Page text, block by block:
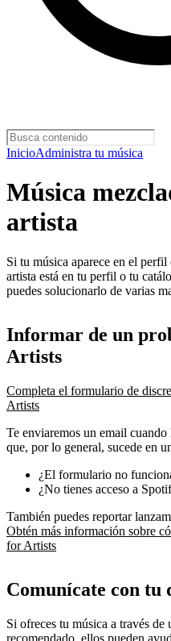
InicioAdministra tu música
Música
artista
Si tu música aparece en el
artista está en tu perfil o tu
puedes solucionarlo de varias
Informar de un
Artists
Completa el formulario de
Artists
Te enviaremos un email
que, por lo general, sucede en
¿El formulario no
¿No tienes acceso a
También puedes reportar
Obtén más información sobre
for Artists
Comunícate con
Si ofreces tu música a través
recomendado, ellos pueden